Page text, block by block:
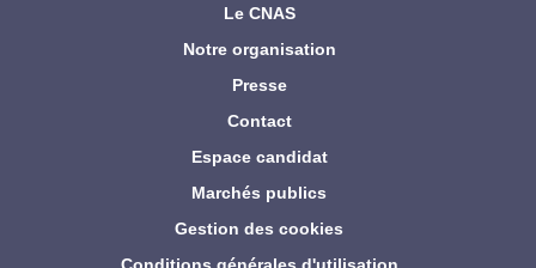
Le CNAS
Notre organisation
Presse
Contact
Espace candidat
Marchés publics
Gestion des cookies